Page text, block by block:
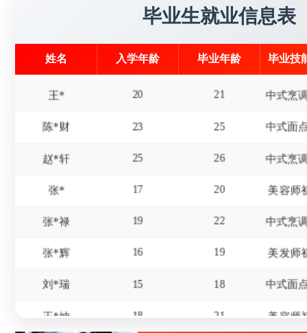
毕业生就业信息表
姓名 入学年龄 毕业年龄 毕业技
22 美发师
陈*财 23 25
赵*轩 25 26
张* 17 20 美容师
张*禄 19 22
张*辉 16 19 美发师
刘*瑞 15 18
王*坤 18 21 美容师